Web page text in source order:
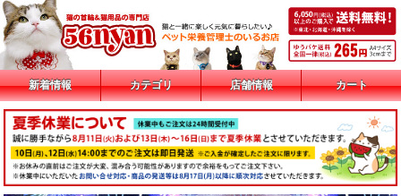
新着情報 カテゴリ 店舗情報 カート